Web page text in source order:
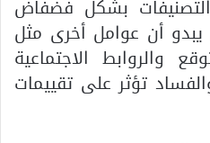
بشكل فضفاض
يبدو أن عوامل أخرى مثل
والروابط الاجتماعية
تؤثر على تقييمات